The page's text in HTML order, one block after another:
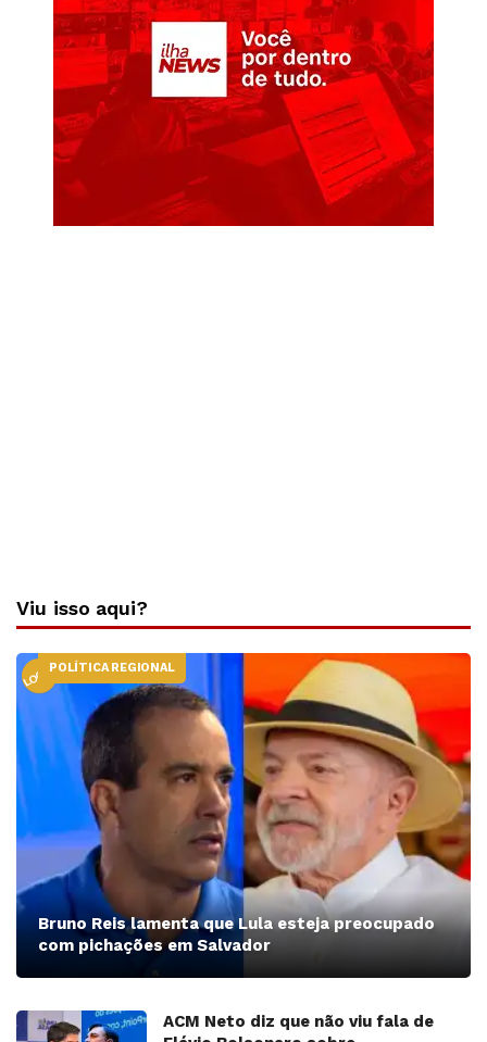
Viu isso aqui?
LOCALPOLÍTICA REGIONAL
Bruno Reis lamenta que Lula esteja preocupado
com pichações em Salvador
ACM Neto diz que não viu fala de